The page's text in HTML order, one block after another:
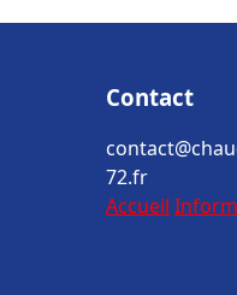
Contact
72.fr
Accueil